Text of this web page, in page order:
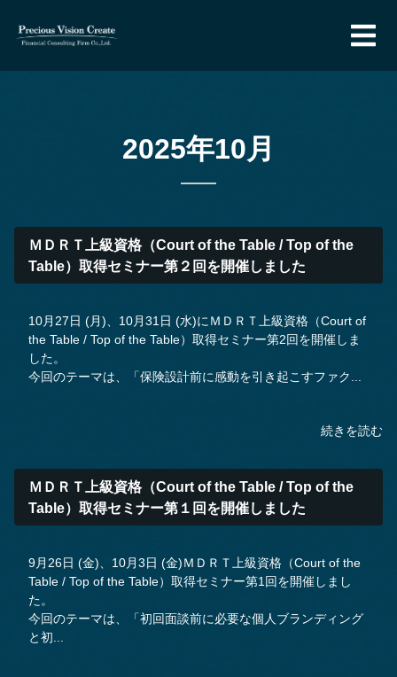
2025年10月
ＭＤＲＴ上級資格（Court of the Table / Top of the
Table）取得セミナー第２回を開催しました
10月27日 (月)、10月31日 (水)にＭＤＲＴ上級資格（Court of
the Table / Top of the Table）取得セミナー第2回を開催しま
した。
今回のテーマは、「保険設計前に感動を引き起こすファク...
続きを読む
ＭＤＲＴ上級資格（Court of the Table / Top of the
Table）取得セミナー第１回を開催しました
9月26日 (金)、10月3日 (金)ＭＤＲＴ上級資格（Court of the
Table / Top of the Table）取得セミナー第1回を開催しまし
た。
今回のテーマは、「初回面談前に必要な個人ブランディング
と初...